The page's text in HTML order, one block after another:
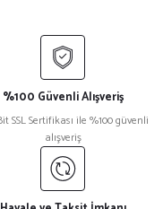
%100 Güvenli Alışveriş
SSL Sertifikası ile %100 güvenli
alışveriş